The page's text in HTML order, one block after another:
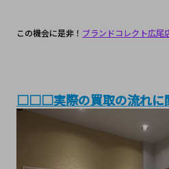
この機会に是非！ ブランドコレクト広尾
□□□実際の買取の流れ